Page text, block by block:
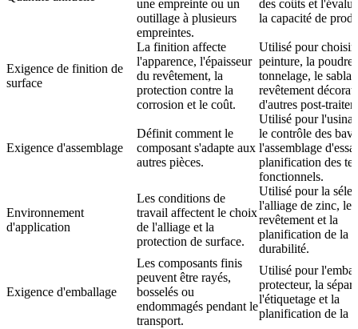
une empreinte ou un
outillage à plusieurs
empreintes.
des coûts et
la capacité de
Exigence de finition de
surface
La finition affecte
l'apparence, l'épaisseur
du revêtement, la
protection contre la
corrosion et le coût.
Utilisé pour choisir
peinture, la
tonnelage, le
revêtement
d'autres post-
Exigence d'assemblage
Définit comment le
composant s'adapte aux
autres pièces.
Utilisé pour
le contrôle des
l'assemblage
planification des
fonctionnels.
Environnement
d'application
Les conditions de
travail affectent le choix
de l'alliage et la
protection de surface.
Utilisé pour la
l'alliage de zinc, le
revêtement et la
planification de la
durabilité.
Exigence d'emballage
Les composants finis
peuvent être rayés,
bosselés ou
endommagés pendant le
transport.
Utilisé pour
protecteur, la
l'étiquetage et la
planification de la